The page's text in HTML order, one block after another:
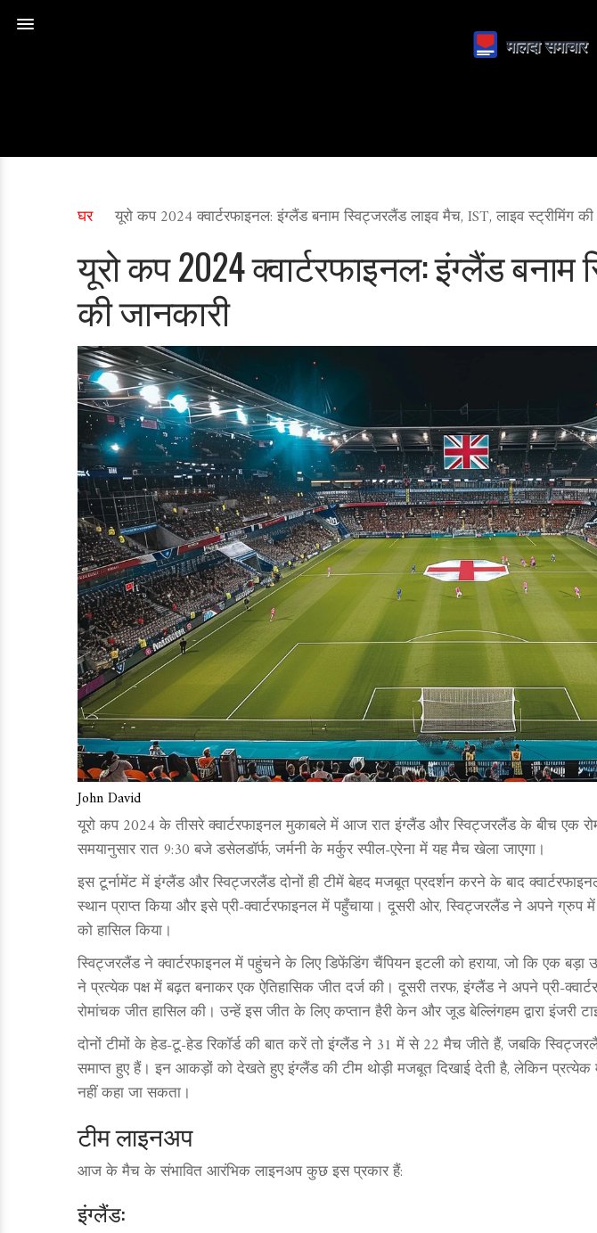
घर यूरो कप 2024 क्वार्टरफाइनल: इंग्लैंड बनाम स्विट्जरलैंड लाइव मैच, IST, लाइव स्ट्रीमिंग
यूरो कप 2024 क्वार्टरफाइनल: इंग्लैंड
की जानकारी
John David
यूरो कप 2024 के तीसरे क्वार्टरफाइनल मुकाबले में आज रात इंग्लैंड और स्विट्जरलैंड के बीच एक
समयानुसार रात 9:30 बजे डसेलडॉर्फ, जर्मनी के मर्कुर स्पील-एरेना में यह मैच खेला जाएगा।
इस टूर्नामेंट में इंग्लैंड और स्विट्जरलैंड दोनों ही टीमें बेहद मजबूत प्रदर्शन करने के बाद
स्थान प्राप्त किया और इसे प्री-क्वार्टरफाइनल में पहुँचाया। दूसरी ओर, स्विट्जरलैंड ने अपने
को हासिल किया।
स्विट्जरलैंड ने क्वार्टरफाइनल में पहुंचने के लिए डिफेंडिंग चैंपियन इटली को हराया, जो कि एक
ने प्रत्येक पक्ष में बढ़त बनाकर एक ऐतिहासिक जीत दर्ज की। दूसरी तरफ, इंग्लैंड ने अपने प्री-
रोमांचक जीत हासिल की। उन्हें इस जीत के लिए कप्तान हैरी केन और जूड बेल्लिंगहम द्वारा इंजरी
दोनों टीमों के हेड-टू-हेड रिकॉर्ड की बात करें तो इंग्लैंड ने 31 में से 22 मैच जीते हैं, जबकि
समाप्त हुए हैं। इन आकड़ों को देखते हुए इंग्लैंड की टीम थोड़ी मजबूत दिखाई देती है, लेकिन
नहीं कहा जा सकता।
टीम लाइनअप
आज के मैच के संभावित आरंभिक लाइनअप कुछ इस प्रकार हैं:
इंग्लैंड: